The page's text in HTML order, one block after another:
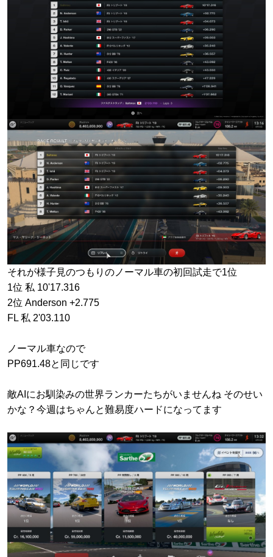
それが様子見のつもりのノーマル車の初回試走で1位
1位 私 10'17.316
2位 Anderson +2.775
FL 私 2'03.110
ノーマル車なので
PP691.48と同じです
敵AIにお馴染みの世界ランカーたちがいませんね そのせい
かな？今週はちゃんと難易度ハードになってます